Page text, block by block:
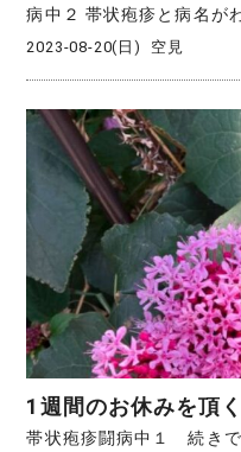
病中２ 帯状疱疹と病名が
2023-08-20(日) 空見
1週間のお休みを頂
帯状疱疹闘病中１ 続き